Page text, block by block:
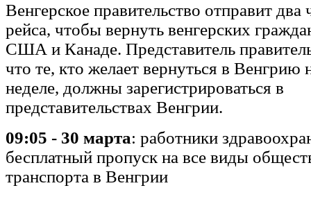
Венгерское правительство отправит два
рейса, чтобы вернуть венгерских
США и Канаде. Представитель
что те, кто желает вернуться в
неделе, должны зарегистрироваться в
представительствах Венгрии.
09:05 - 30 марта: работники
бесплатный пропуск на все виды
транспорта в Венгрии